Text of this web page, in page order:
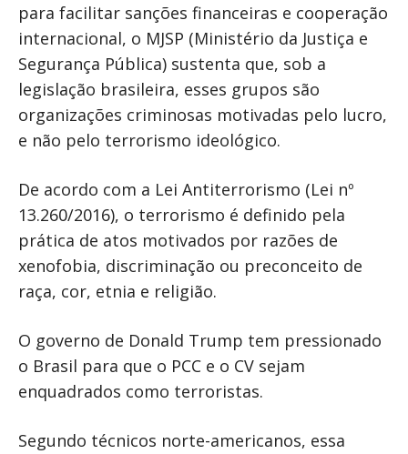
para facilitar sanções financeiras e cooperação
internacional, o MJSP (Ministério da Justiça e
Segurança Pública) sustenta que, sob a
legislação brasileira, esses grupos são
organizações criminosas motivadas pelo lucro,
e não pelo terrorismo ideológico.
De acordo com a Lei Antiterrorismo (Lei nº
13.260/2016), o terrorismo é definido pela
prática de atos motivados por razões de
xenofobia, discriminação ou preconceito de
raça, cor, etnia e religião.
O governo de Donald Trump tem pressionado
o Brasil para que o PCC e o CV sejam
enquadrados como terroristas.
Segundo técnicos norte-americanos, essa